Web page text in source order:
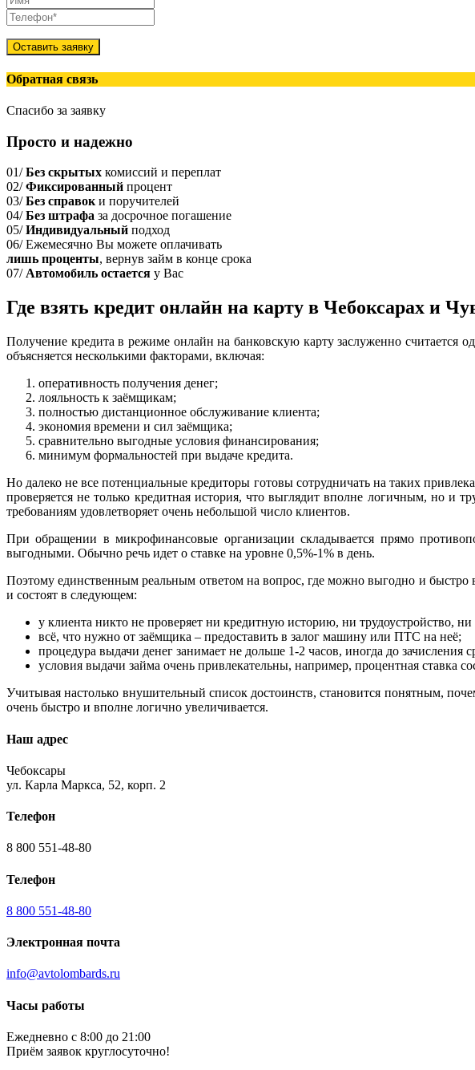
Оставить заявку
Обратная связь
Спасибо за заявку
Просто и надежно
01/ Без скрытых комиссий и переплат
02/ Фиксированный процент
03/ Без справоки поручителей
04/ Без штрафа за досрочное погашение
05/ Индивидуальный подход
06/Ежемесячно Вы можете оплачивать
лишь проценты, вернув займ в конце срока
07/ Автомобиль остается у Вас
Где взять кредит онлайн на карту в Чебоксарах и
Получение кредита в режиме онлайн на банковскую карту заслуженно считается
объясняется несколькими факторами, включая:
оперативность получения денег;
лояльность к заёмщикам;
полностью дистанционное обслуживание клиента;
экономия времени и сил заёмщика;
сравнительно выгодные условия финансирования;
минимум формальностей при выдаче кредита.
Но далеко не все потенциальные кредиторы готовы сотрудничать на таких
проверяется не только кредитная история, что выглядит вполне логичным, но и
требованиям удовлетворяет очень небольшой число клиентов.
При обращении в микрофинансовые организации складывается прямо
выгодными. Обычно речь идет о ставке на уровне 0,5%-1% в день.
Поэтому единственным реальным ответом на вопрос, где можно выгодно и быстро
и состоят в следующем:
у клиента никто не проверяет ни кредитную историю, ни трудоустройство,
всё, что нужно от заёмщика – предоставить в залог машину или ПТС на неё;
процедура выдачи денег занимает не дольше 1-2 часов, иногда до зачисления
условия выдачи займа очень привлекательны, например, процентная ставка
Учитывая настолько внушительный список достоинств, становится понятным,
очень быстро и вполне логично увеличивается.
Наш адрес
Чебоксары
ул. Карла Маркса, 52, корп. 2
Телефон
8 800 551-48-80
Телефон
8 800 551-48-80
Электронная почта
info@avtolombards.ru
Часы работы
Ежедневно с 8:00 до 21:00
Приём заявок круглосуточно!